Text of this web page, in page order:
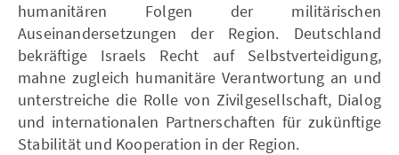
humanitären Folgen der militärischen
Auseinandersetzungen der Region. Deutschland
bekräftige Israels Recht auf Selbstverteidigung,
mahne zugleich humanitäre Verantwortung an und
unterstreiche die Rolle von Zivilgesellschaft, Dialog
und internationalen Partnerschaften für zukünftige
Stabilität und Kooperation in der Region.